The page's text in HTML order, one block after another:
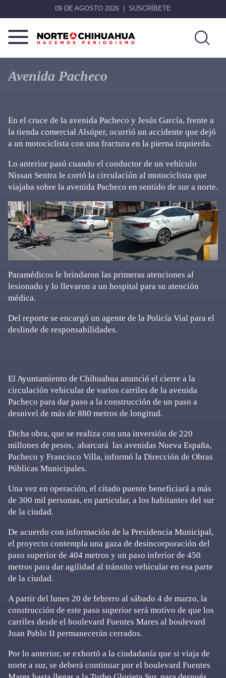
09 DE AGOSTO 2026 SUSCRÍBETE
Norte
De
Chihuahua
Más
que
noticias,
Avenida Pacheco
En el cruce de la avenida Pacheco y Jesús García, frente a
la tienda comercial Alsúper, ocurrió un accidente que dejó
a un motociclista con una fractura en la pierna izquierda.
Lo anterior pasó cuando el conductor de un vehículo
Nissan Sentra le cortó la circulación al motociclista que
viajaba sobre la avenida Pacheco en sentido de sur a norte.
Paramédicos le brindaron las primeras atenciones al
lesionado y lo llevaron a un hospital para su atención
médica.
Del reporte se encargó un agente de la Policía Vial para el
deslinde de responsabilidades.
El Ayuntamiento de Chihuahua anunció el cierre a la
circulación vehicular de varios carriles de la avenida
Pacheco para dar paso a la construcción de un paso a
desnivel de más de 880 metros de longitud.
Dicha obra, que se realiza con una inversión de 220
millones de pesos, abarcará las avenidas Nueva España,
Pacheco y Francisco Villa, informó la Dirección de Obras
Públicas Municipales.
Una vez en operación, el citado puente beneficiará a más
de 300 mil personas, en particular, a los habitantes del sur
de la ciudad.
De acuerdo con información de la Presidencia Municipal,
el proyecto contempla una gaza de desincorporación del
paso superior de 404 metros y un paso inferior de 450
metros para dar agilidad al tránsito vehicular en esa parte
de la ciudad.
A partir del lunes 20 de febrero al sábado 4 de marzo, la
construcción de este paso superior será motivo de que los
carriles desde el boulevard Fuentes Mares al boulevard
Juan Pablo II permanecerán cerrados.
Por lo anterior, se exhortó a la ciudadanía que si viaja de
norte a sur, se deberá continuar por el boulevard Fuentes